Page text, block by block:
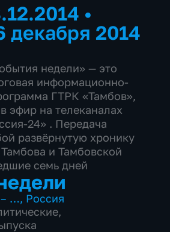
•
декабря 2014
недели» — это
информационно-
ГТРК «Тамбов»,
эфир на телеканалах
24» . Передача
развёрнутую хронику
и Тамбовской
семь дней
– …, Россия
,